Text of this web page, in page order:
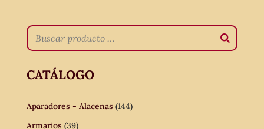
CATÁLOGO
Aparadores - Alacenas (144)
Armarios (39)